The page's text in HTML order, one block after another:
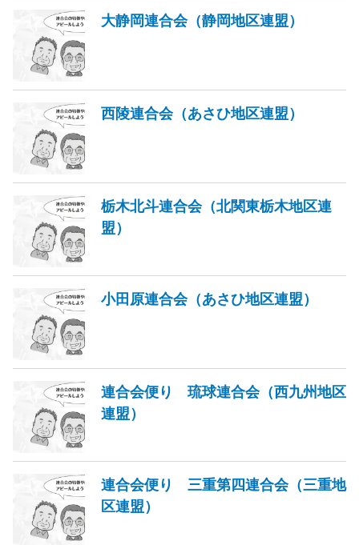
大静岡連合会（静岡地区連盟）
西陵連合会（あさひ地区連盟）
栃木北斗連合会（北関東栃木地区連
盟）
小田原連合会（あさひ地区連盟）
連合会便り 琉球連合会（西九州地区
連盟）
連合会便り 三重第四連合会（三重地
区連盟）